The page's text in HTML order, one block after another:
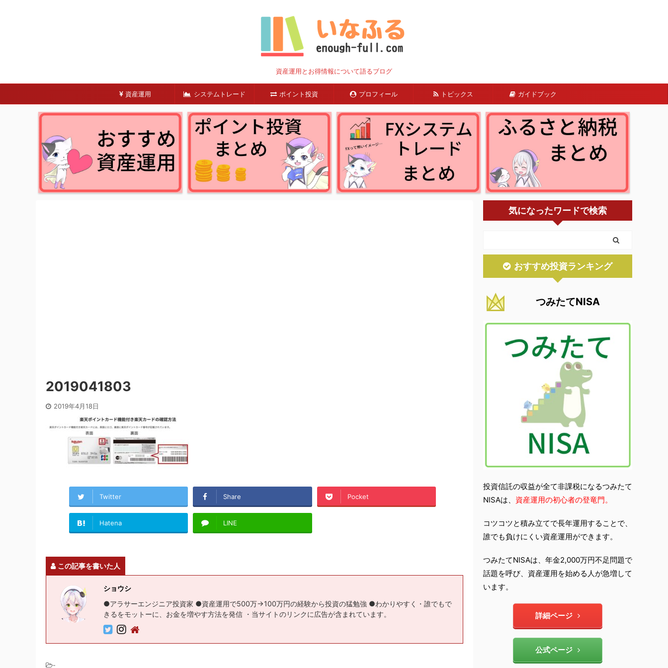
資産運用とお得情報について語るブログ
資産運用 システムトレード ポイント投資 プロフィール トピックス ガイドブック
2019041803
2019年4月18日
Twitter Share Pocket
Hatena LINE
この記事を書いた人
ショウシ
●アラサーエンジニア投資家 ●資産運用で500万→100万円の経験から投資の猛勉強 ●わかりやすく・誰でもで
きるをモットーに、お金を増やす方法を発信 ・当サイトのリンクに広告が含まれています。
-
気になったワードで検索
おすすめ投資ランキング
つみたてNISA
投資信託の収益が全て非課税になるつみたて
NISAは、 資産運用の初心者の登竜門。
コツコツと積み立てで長年運用することで、
誰でも負けにくい資産運用ができます。
つみたてNISAは、年金2,000万円不足問題で
話題を呼び、資産運用を始める人が急増して
います。
詳細ページ
公式ページ